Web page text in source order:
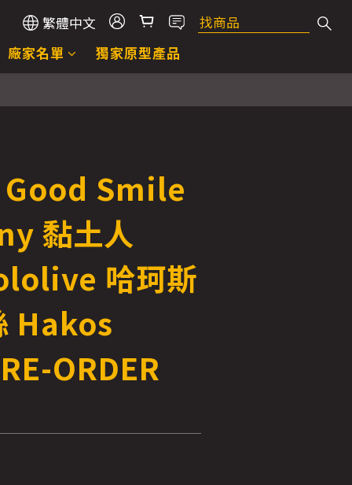
繁體中文
廠家名單 獨家原型產品
Good Smile
黏土人
哈珂斯
Hakos
ORDER